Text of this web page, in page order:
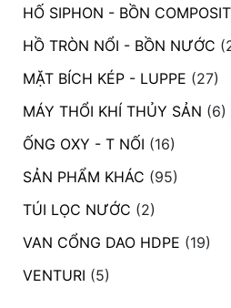
HỐ SIPHON - BỒN
HỒ TRÒN NỔI - BỒN NƯỚC
MẶT BÍCH KÉP - LUPPE (27)
MÁY THỔI KHÍ THỦY SẢN (6)
ỐNG OXY - T NỐI (16)
SẢN PHẨM KHÁC (95)
TÚI LỌC NƯỚC (2)
VAN CỔNG DAO HDPE (19)
VENTURI (5)